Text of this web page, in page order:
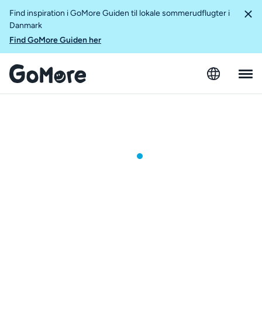
Find inspiration i GoMore Guiden til lokale sommerudflugter i
Danmark
Find GoMore Guiden her